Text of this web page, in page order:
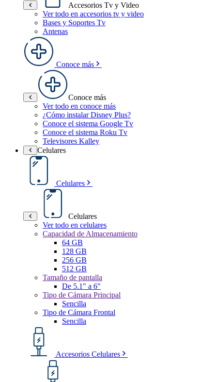
Accesorios Tv y Video
Ver todo en accesorios tv y video
Bases y Soportes Tv
Antenas
Conoce más
Conoce más
Ver todo en conoce más
¿Cómo instalar Disney Plus?
Conoce el sistema Google Tv
Conoce el sistema Roku Tv
Televisores Kalley
Celulares
Celulares
Celulares
Ver todo en celulares
Capacidad de Almacenamiento
64 GB
128 GB
256 GB
512 GB
Tamaño de pantalla
De 5.1" a 6"
Tipo de Cámara Principal
Sencilla
Tipo de Cámara Frontal
Sencilla
Accesorios Celulares